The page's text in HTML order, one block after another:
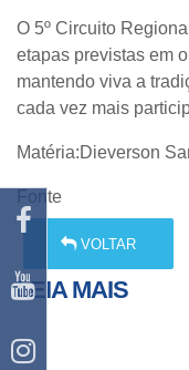
O 5º Circuito
etapas previstas em
mantendo viva a
cada vez mais
Matéria:Dieverson
Fonte
VOLTAR
LEIA MAIS